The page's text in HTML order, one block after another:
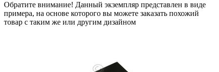
Обратите внимание! Данный экземпляр представлен в виде
примера, на основе которого вы можете заказать похожий
товар с таким же или другим дизайном